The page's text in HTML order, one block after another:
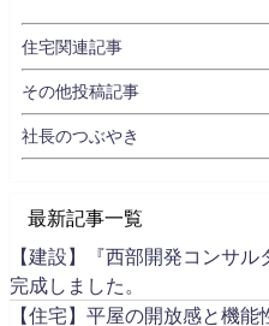
住宅関連記事
その他投稿記事
社長のつぶやき
最新記事一覧
【建設】『西部開発コンサ
完成しました。
【住宅】平屋の開放感と機